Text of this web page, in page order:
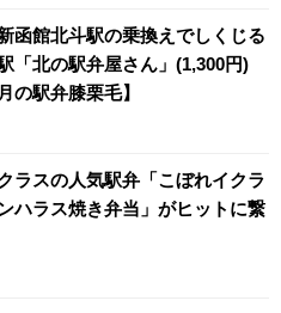
函館北斗駅の乗換えでしくじる
「北の駅弁屋さん」(1,300円)
の駅弁膝栗毛】
ラスの人気駅弁「こぼれイクラ
ハラス焼き弁当」がヒットに繋